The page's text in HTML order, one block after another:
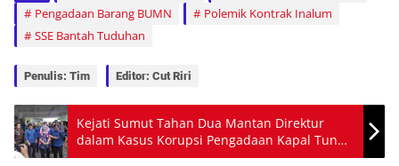
Pengadaan Barang BUMN
Polemik Kontrak Inalum
SSE Bantah Tuduhan
Penulis: Tim Editor: Cut Riri
Kejati Sumut Tahan Dua Mantan Direktur
dalam Kasus Korupsi Pengadaan Kapal Tunda
Rp135 Miliar